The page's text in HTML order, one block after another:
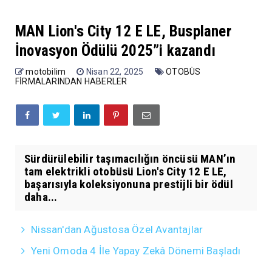
MAN Lion's City 12 E LE, Busplaner
İnovasyon Ödülü 2025”i kazandı
motobilim Nisan 22, 2025
OTOBÜS
FİRMALARINDAN HABERLER
Sürdürülebilir taşımacılığın öncüsü MAN’ın
tam elektrikli otobüsü Lion's City 12 E LE,
başarısıyla koleksiyonuna prestijli bir ödül
daha...
Nissan'dan Ağustosa Özel Avantajlar
Yeni Omoda 4 İle Yapay Zekâ Dönemi Başladı